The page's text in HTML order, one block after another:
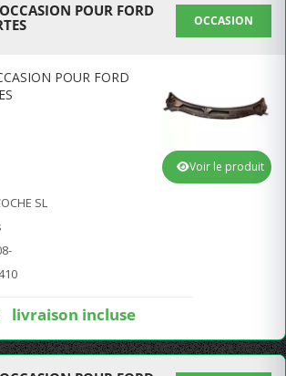
POUR FORD
OCCASION
POUR FORD
SL
livraison incluse
Voir le produit